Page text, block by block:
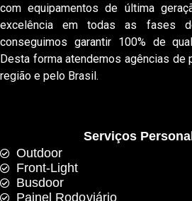
com equipamentos de última
excelência em todas as fases
conseguimos garantir 100% de
Desta forma atendemos agências de
região e pelo Brasil.
Serviços
Outdoor
Front-Light
Busdoor
Painel Rodoviário